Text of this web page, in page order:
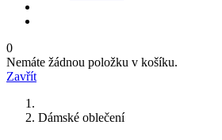
0
Nemáte žádnou položku v košíku.
Zavřít
Dámské oblečení